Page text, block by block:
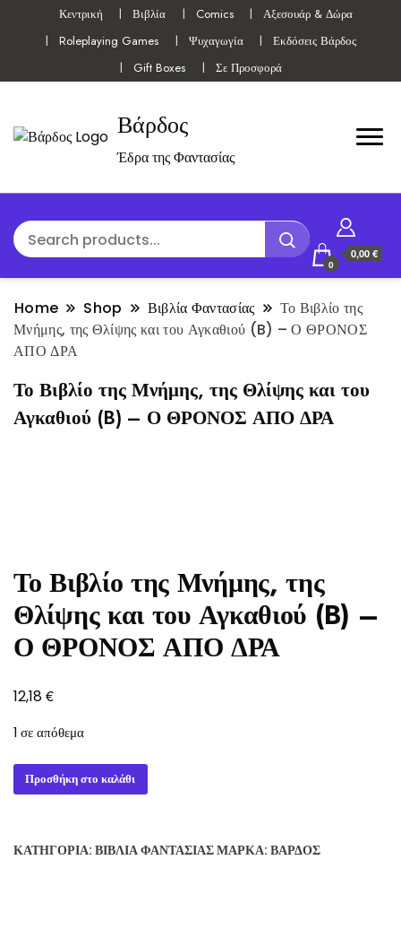
Κεντρική Βιβλία Comics
Αξεσουάρ & Δώρα
Roleplaying Games
Ψυχαγωγία
Εκδόσεις Βάρδος
Gift Boxes
Σε Προσφορά
Βάρδος
Έδρα της Φαντασίας
0
0,00 €
Home Shop Βιβλία Φαντασίας
Το Βιβλίο της
Μνήμης, της Θλίψης και του Αγκαθιού (B) – Ο ΘΡΟΝΟΣ
ΑΠΟ ΔΡΑ
Το Βιβλίο της Μνήμης, της Θλίψης και του
Αγκαθιού (B) – Ο ΘΡΟΝΟΣ ΑΠΟ ΔΡΑ
Το Βιβλίο της Μνήμης, της
Θλίψης και του Αγκαθιού (B) –
Ο ΘΡΟΝΟΣ ΑΠΟ ΔΡΑ
12,18€
1 σε απόθεμα
Το
Βιβλίο
της
Προσθήκη στο καλάθι
ΚΑΤΗΓΟΡΊΑ: ΒΙΒΛΊΑ ΦΑΝΤΑΣΊΑΣΜΆΡΚΑ: ΒΆΡΔΟΣ